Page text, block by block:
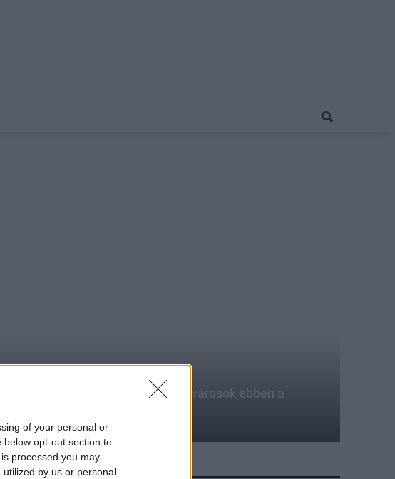
of your personal or
opt-out section to
processed you may
by us or personal
költhetnek a megyei jogú városok ebben a
HÍRLEVÉL